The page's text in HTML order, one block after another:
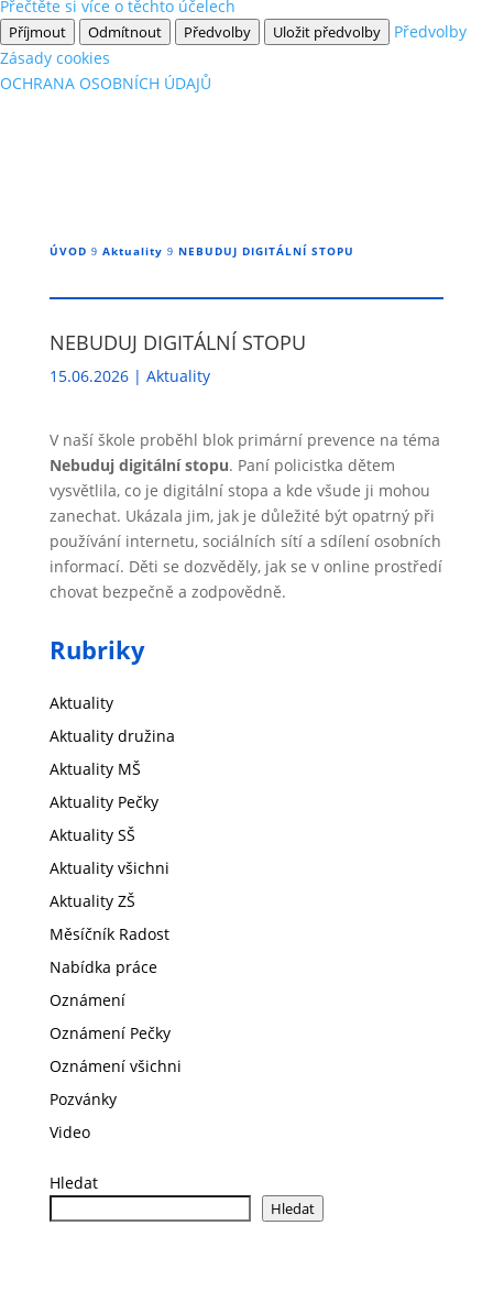
Přečtěte si více o těchto účelech
Příjmout Odmítnout Předvolby Uložit předvolby
Předvolby
Zásady cookies
OCHRANA OSOBNÍCH ÚDAJŮ
ÚVOD 9 Aktuality 9 NEBUDUJ DIGITÁLNÍ STOPU
NEBUDUJ DIGITÁLNÍ STOPU
15.06.2026| Aktuality
V naší škole proběhl blok primární prevence na téma
Nebuduj digitální stopu. Paní policistka dětem
vysvětlila, co je digitální stopa a kde všude ji mohou
zanechat. Ukázala jim, jak je důležité být opatrný při
používání internetu, sociálních sítí a sdílení osobních
informací. Děti se dozvěděly, jak se v online prostředí
chovat bezpečně a zodpovědně.
Rubriky
Aktuality
Aktuality družina
Aktuality MŠ
Aktuality Pečky
Aktuality SŠ
Aktuality všichni
Aktuality ZŠ
Měsíčník Radost
Nabídka práce
Oznámení
Oznámení Pečky
Oznámení všichni
Pozvánky
Video
Hledat
Hledat